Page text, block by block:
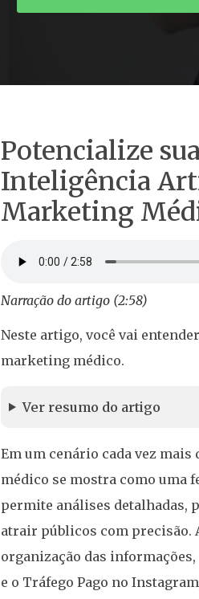
Potencialize
Inteligência
Marketing
Narração do artigo (2:58)
Neste artigo, você vai
marketing médico.
Ver resumo do artigo
Em um cenário cada vez
médico se mostra como uma
permite análises detalhadas,
atrair públicos com precisão.
organização das
e o Tráfego Pago no